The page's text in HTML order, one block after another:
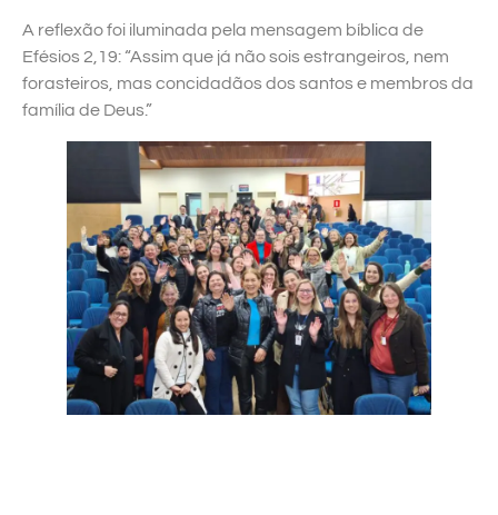
A reflexão foi iluminada pela mensagem bíblica de
Efésios 2,19: “Assim que já não sois estrangeiros, nem
forasteiros, mas concidadãos dos santos e membros da
família de Deus.”